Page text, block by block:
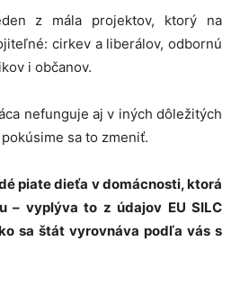
z mála projektov, ktorý na
cirkev a liberálov, odbornú
i občanov.
nefunguje aj v iných dôležitých
sa to zmeniť.
piate dieťa v domácnosti, ktorá
– vyplýva to z údajov EU SILC
sa štát vyrovnáva podľa vás s